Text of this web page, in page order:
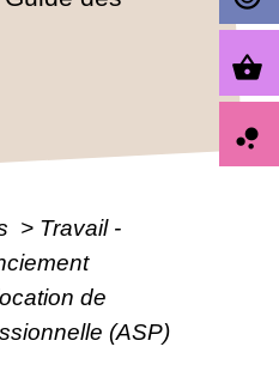
> Travail -
de
(ASP)
shopping_basket
bubble_chart